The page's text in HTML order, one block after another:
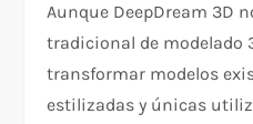
Aunque DeepDream 3D
tradicional de modelado
transformar modelos
estilizadas y únicas